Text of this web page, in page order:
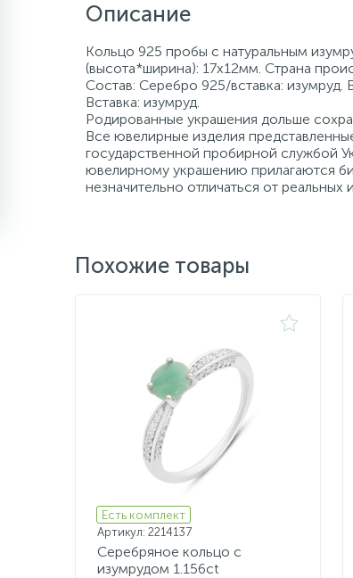
Описание
Кольцо 925 пробы с натуральным
(высота*ширина): 17х12мм. Страна
Состав: Серебро 925/вставка:
Вставка: изумруд.
Родированные украшения дольше
Все ювелирные изделия
государственной пробирной службой
ювелирному украшению прилагаются
незначительно отличаться от
Похожие товары
Есть комплект
Артикул: 2214137
Серебряное кольцо с
изумрудом 1.156ct